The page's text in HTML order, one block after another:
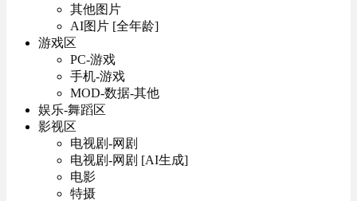
其他图片
AI图片 [全年龄]
游戏区
PC-游戏
手机-游戏
MOD-数据-其他
娱乐-舞蹈区
影视区
电视剧-网剧
电视剧-网剧 [AI生成]
电影
特摄